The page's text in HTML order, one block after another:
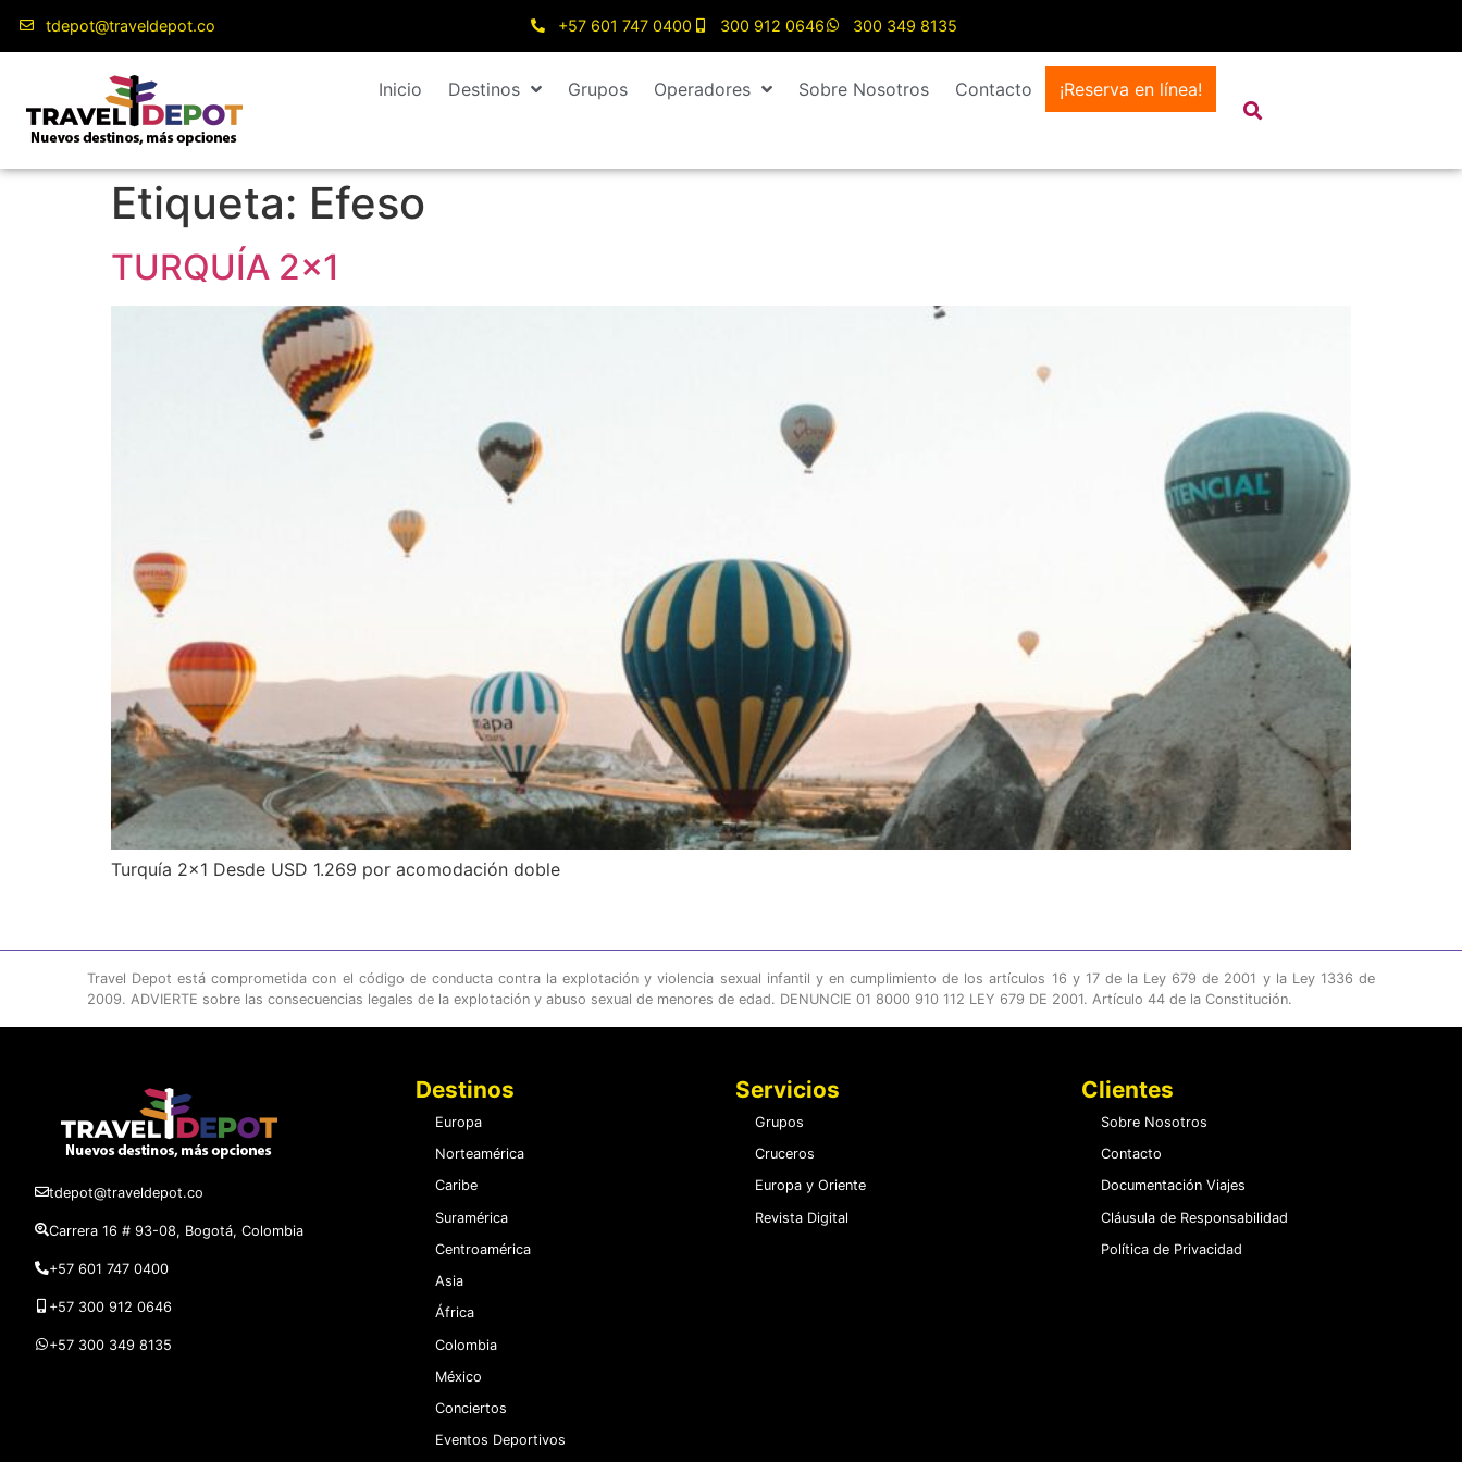
tdepot@traveldepot.co +57 601 747 0400 300 912 0646 300 349 8135
Inicio Destinos Grupos Operadores Sobre Nosotros Contacto ¡Reserva en línea!
Etiqueta: Efeso
TURQUÍA 2×1
Turquía 2×1 Desde USD 1.269 por acomodación doble
Travel Depot está comprometida con el código de conducta contra la explotación y violencia sexual infantil y en cumplimiento de los artículos 16 y 17 de la Ley 679 de 2001 y la Ley 1336 de
2009. ADVIERTE sobre las consecuencias legales de la explotación y abuso sexual de menores de edad. DENUNCIE 01 8000 910 112 LEY 679 DE 2001. Artículo 44 de la Constitución.
tdepot@traveldepot.co
Carrera 16 # 93-08, Bogotá, Colombia
+57 601 747 0400
+57 300 912 0646
+57 300 349 8135
Destinos
Europa
Norteamérica
Caribe
Suramérica
Centroamérica
Asia
África
Colombia
México
Conciertos
Eventos Deportivos
Servicios
Grupos
Cruceros
Europa y Oriente
Revista Digital
Clientes
Sobre Nosotros
Contacto
Documentación Viajes
Cláusula de Responsabilidad
Política de Privacidad